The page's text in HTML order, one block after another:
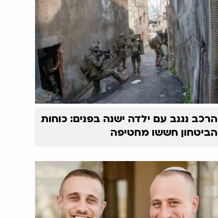
הרכב נגנב עם ילדה ישנה בפנים: כוחות
הביטחון חששו מחטיפה